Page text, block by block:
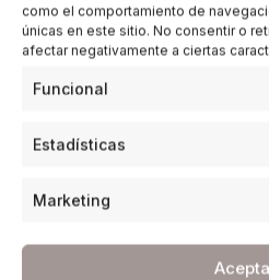
como el comportamiento de
únicas en este sitio. No consentir o
afectar negativamente a ciertas
Funcional
Estadísticas
Marketing